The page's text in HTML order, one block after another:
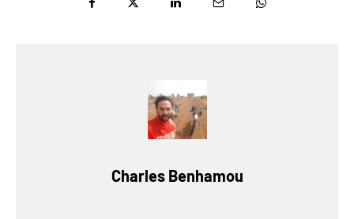
Charles Benhamou